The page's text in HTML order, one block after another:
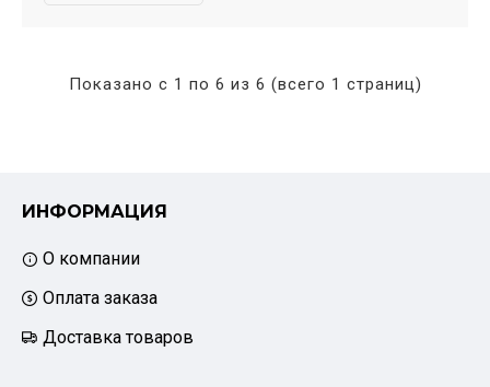
Показано с 1 по 6 из 6 (всего 1 страниц)
ИНФОРМАЦИЯ
О компании
Оплата заказа
Доставка товаров